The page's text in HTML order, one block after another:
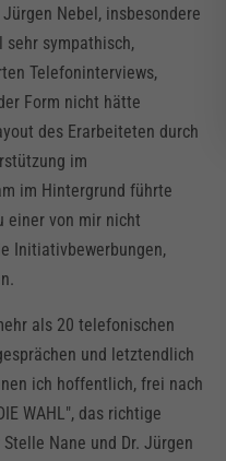
Nebel, insbesondere
sehr sympathisch,
Telefoninterviews,
Form nicht hätte
des Erarbeiteten durch
im
im Hintergrund führte
einer von mir nicht
Initiativbewerbungen,
als 20 telefonischen
und letztendlich
ich hoffentlich, frei nach
WAHL", das richtige
Nane und Dr. Jürgen